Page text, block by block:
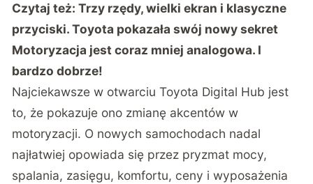
Czytaj też:Trzy rzędy, wielki ekran i klasyczne
przyciski. Toyota pokazała swój nowy sekret
Motoryzacja jest coraz mniej analogowa. I
bardzo dobrze!
Najciekawsze w otwarciu Toyota Digital Hub jest
to, że pokazuje ono zmianę akcentów w
motoryzacji. O nowych samochodach nadal
najłatwiej opowiada się przez pryzmat mocy,
spalania, zasięgu, komfortu, ceny i wyposażenia